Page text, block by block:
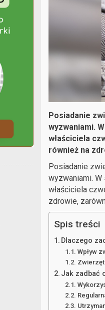
Posiadanie
wyzwaniami.
właściciela
również na
Posiadanie
wyzwaniami.
właściciela
zdrowie,
Spis treści
Dlaczego
Wpływ
Jak zadbać